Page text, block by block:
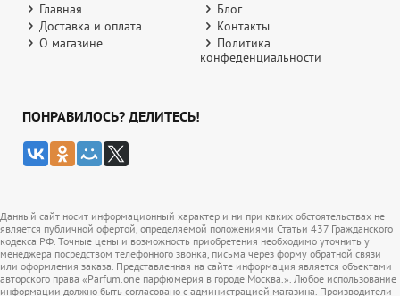
Главная
Блог
Доставка и оплата
Контакты
О магазине
Политика
конфеденциальности
ПОНРАВИЛОСЬ? ДЕЛИТЕСЬ!
Данный сайт носит информационный характер и ни при каких обстоятельствах не
является публичной офертой, определяемой положениями Статьи 437 Гражданского
кодекса РФ. Точные цены и возможность приобретения необходимо уточнить у
менеджера посредством телефонного звонка, письма через форму обратной связи
или оформления заказа. Представленная на сайте информация является объектами
авторского права «Parfum.one парфюмерия в городе Москва.». Любое использование
информации должно быть согласовано с администрацией магазина. Производители